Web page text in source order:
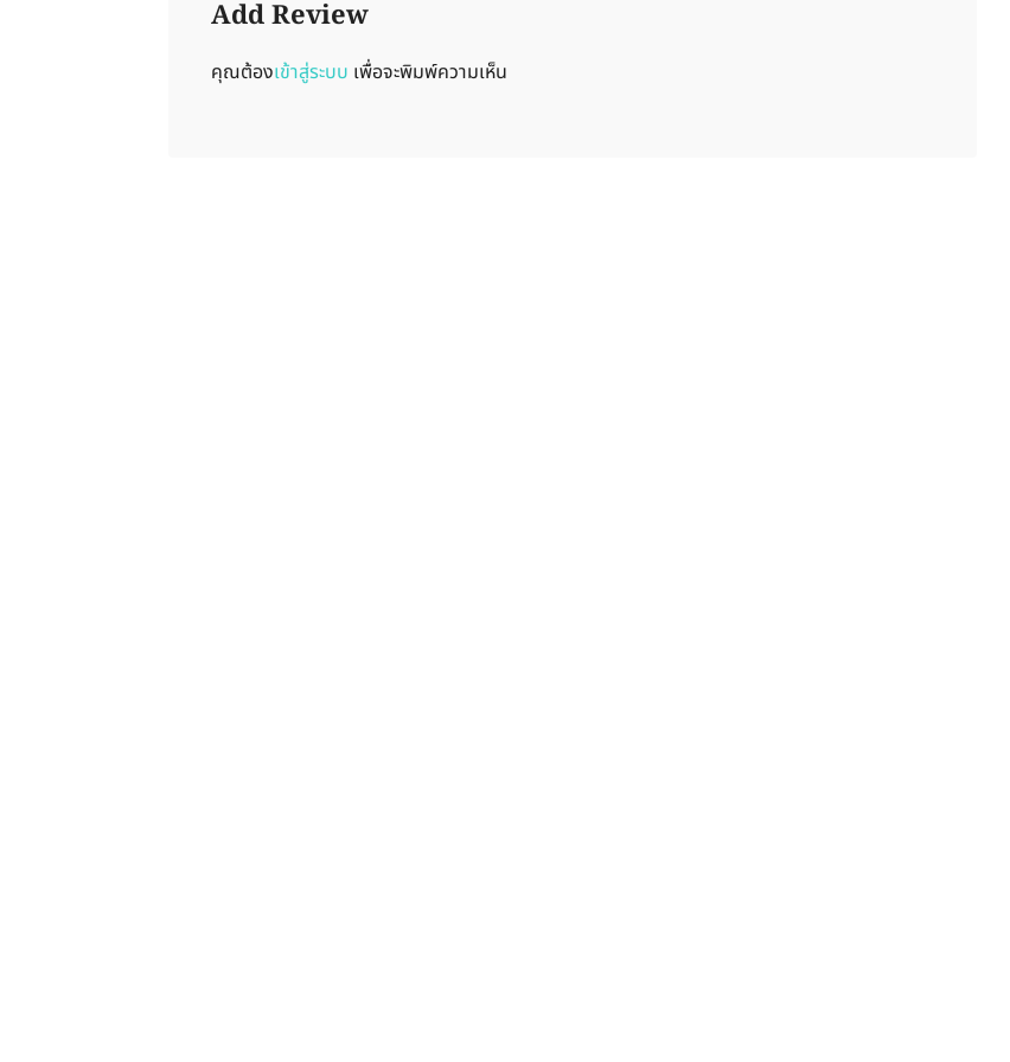
Add Review
คุณต้องเข้าสู่ระบบ เพื่อจะพิมพ์ความเห็น